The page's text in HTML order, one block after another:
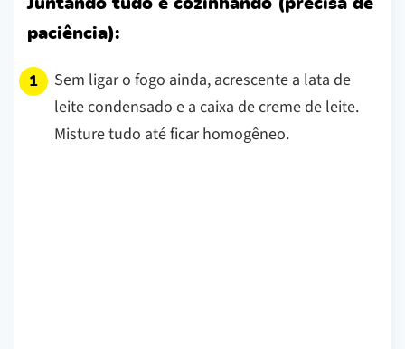
Juntando tudo e cozinhando (precisa de
paciência):
Sem ligar o fogo ainda, acrescente a lata de
leite condensado e a caixa de creme de leite.
Misture tudo até ficar homogêneo.